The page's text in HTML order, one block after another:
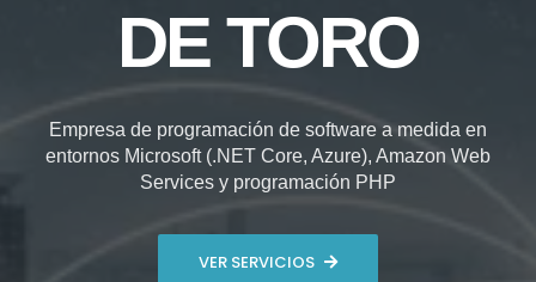
DE TORO
Empresa de programación de software a medida en
entornos Microsoft (.NET Core, Azure), Amazon Web
Services y programación PHP
VER SERVICIOS